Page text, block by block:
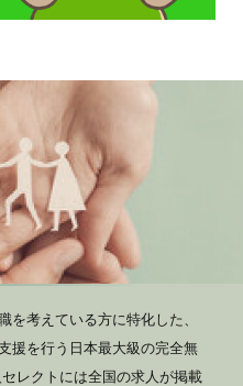
を考えている方に特化した、
援を行う日本最大級の完全無
レクトには全国の求人が掲載